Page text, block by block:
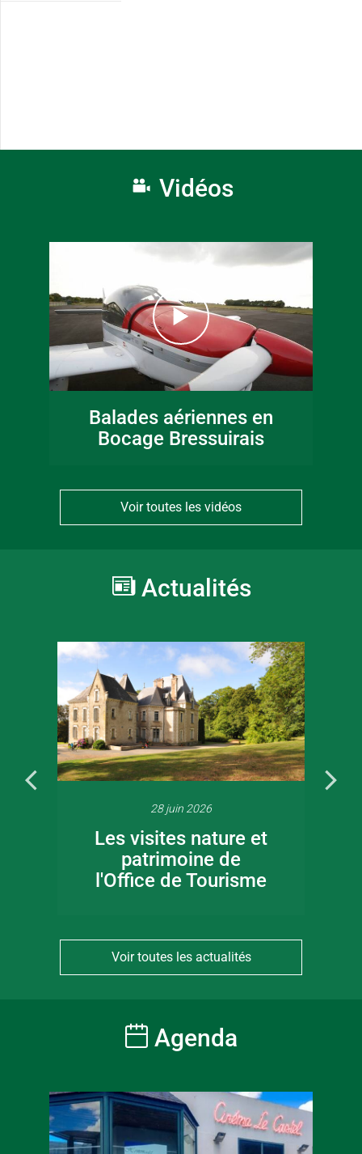
Vidéos
Balades aériennes en
Bocage Bressuirais
Voir toutes les vidéos
Actualités
28 juin 2026
Les visites nature et
patrimoine de
l'Office de Tourisme
Voir toutes les actualités
Agenda